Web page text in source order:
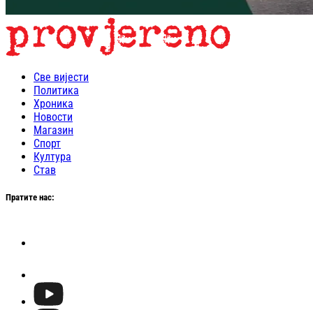
Све вијести
Политика
Хроника
Новости
Магазин
Спорт
Култура
Став
Пратите нас: